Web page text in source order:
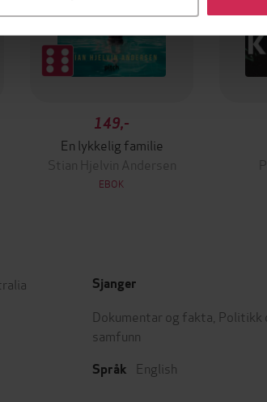
149,-
En lykkelig familie
Stian Hjelvin Andersen
EBOK
Sjanger
Dokumentar og fakta Politikk
samfunn
Språk English